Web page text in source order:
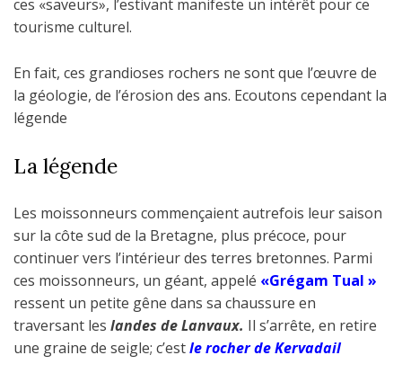
ces «saveurs», l’estivant manifeste un intérêt pour ce
tourisme culturel.
En fait, ces grandioses rochers ne sont que l’œuvre de
la géologie, de l’érosion des ans. Ecoutons cependant la
légende
La légende
Les moissonneurs commençaient autrefois leur saison
sur la côte sud de la Bretagne, plus précoce, pour
continuer vers l’intérieur des terres bretonnes. Parmi
ces moissonneurs, un géant, appelé «Grégam Tual »
ressent un petite gêne dans sa chaussure en
traversant les landes de Lanvaux. Il s’arrête, en retire
une graine de seigle; c’estle rocher de Kervadail